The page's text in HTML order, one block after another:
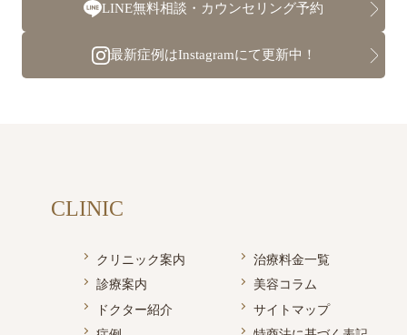
LINE無料相談・カウンセリング予約
最新症例はInstagramにて更新中！
CLINIC
クリニック案内
診療案内
ドクター紹介
治療料金一覧
美容コラム
サイトマップ